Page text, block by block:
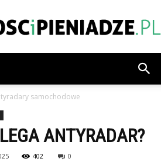
samochodowe
ANTYRADAR?
402 0